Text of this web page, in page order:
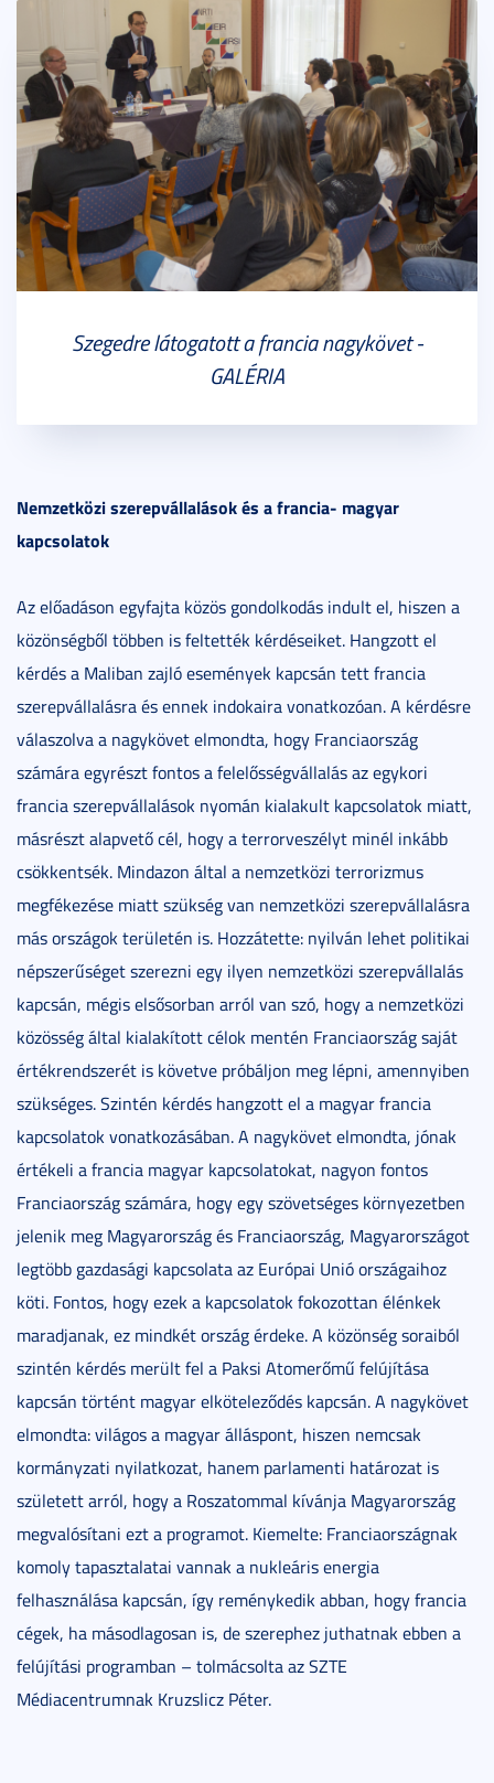
Szegedre látogatott a francia nagykövet -
GALÉRIA
Nemzetközi szerepvállalások és a francia- magyar
kapcsolatok
Az előadáson egyfajta közös gondolkodás indult el, hiszen a
közönségből többen is feltették kérdéseiket. Hangzott el
kérdés a Maliban zajló események kapcsán tett francia
szerepvállalásra és ennek indokaira vonatkozóan. A kérdésre
válaszolva a nagykövet elmondta, hogy Franciaország
számára egyrészt fontos a felelősségvállalás az egykori
francia szerepvállalások nyomán kialakult kapcsolatok miatt,
másrészt alapvető cél, hogy a terrorveszélyt minél inkább
csökkentsék. Mindazon által a nemzetközi terrorizmus
megfékezése miatt szükség van nemzetközi szerepvállalásra
más országok területén is. Hozzátette: nyilván lehet politikai
népszerűséget szerezni egy ilyen nemzetközi szerepvállalás
kapcsán, mégis elsősorban arról van szó, hogy a nemzetközi
közösség által kialakított célok mentén Franciaország saját
értékrendszerét is követve próbáljon meg lépni, amennyiben
szükséges. Szintén kérdés hangzott el a magyar francia
kapcsolatok vonatkozásában. A nagykövet elmondta, jónak
értékeli a francia magyar kapcsolatokat, nagyon fontos
Franciaország számára, hogy egy szövetséges környezetben
jelenik meg Magyarország és Franciaország, Magyarországot
legtöbb gazdasági kapcsolata az Európai Unió országaihoz
köti. Fontos, hogy ezek a kapcsolatok fokozottan élénkek
maradjanak, ez mindkét ország érdeke. A közönség soraiból
szintén kérdés merült fel a Paksi Atomerőmű felújítása
kapcsán történt magyar elköteleződés kapcsán. A nagykövet
elmondta: világos a magyar álláspont, hiszen nemcsak
kormányzati nyilatkozat, hanem parlamenti határozat is
született arról, hogy a Roszatommal kívánja Magyarország
megvalósítani ezt a programot. Kiemelte: Franciaországnak
komoly tapasztalatai vannak a nukleáris energia
felhasználása kapcsán, így reménykedik abban, hogy francia
cégek, ha másodlagosan is, de szerephez juthatnak ebben a
felújítási programban – tolmácsolta az SZTE
Médiacentrumnak Kruzslicz Péter.